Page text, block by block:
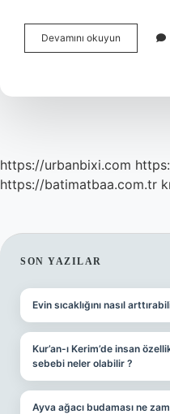
Devamını okuyun
Yapmak
https://urbanbixi.com
https://batimatbaa.com.tr
SIDEBAR
SON YAZILAR
Evin sıcaklığını nasıl
Kur’an-ı Kerim’de insan
sebebi neler olabilir ?
Ayva ağacı budaması ne